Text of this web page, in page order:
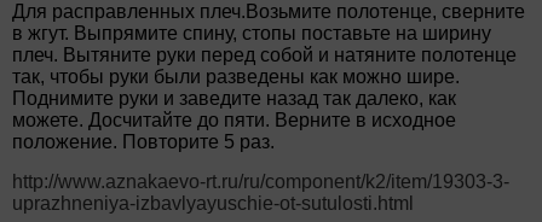
Для расправленных плеч.Возьмите полотенце, сверните
в жгут. Выпрямите спину, стопы поставьте на ширину
плеч. Вытяните руки перед собой и натяните полотенце
так, чтобы руки были разведены как можно шире.
Поднимите руки и заведите назад так далеко, как
можете. Досчитайте до пяти. Верните в исходное
положение. Повторите 5 раз.
http://www.aznakaevo-rt.ru/ru/component/k2/item/19303-3-
uprazhneniya-izbavlyayuschie-ot-sutulosti.html